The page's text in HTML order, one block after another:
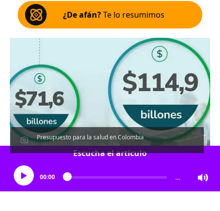
¿De afán?Te lo resumimos
Presupuesto para la salud en Colombia
Escucha el artículo
00:00 …